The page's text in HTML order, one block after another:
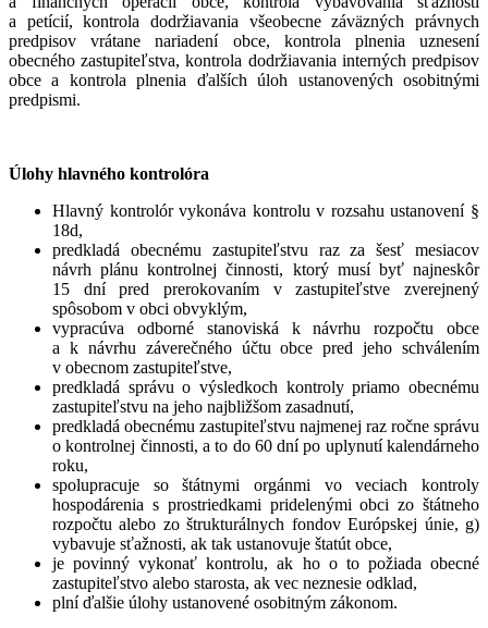
a petícií, kontrola dodržiavania všeobecne záväzných právnych
predpisov vrátane nariadení obce, kontrola plnenia uznesení
obecného zastupiteľstva, kontrola dodržiavania interných predpisov
obce a kontrola plnenia ďalších úloh ustanovených osobitnými
predpismi.
Úlohy hlavného kontrolóra
Hlavný kontrolór vykonáva kontrolu v rozsahu ustanovení §
18d,
predkladá obecnému zastupiteľstvu raz za šesť mesiacov
návrh plánu kontrolnej činnosti, ktorý musí byť najneskôr
15 dní pred prerokovaním v zastupiteľstve zverejnený
spôsobom v obci obvyklým,
vypracúva odborné stanoviská k návrhu rozpočtu obce
a k návrhu záverečného účtu obce pred jeho schválením
v obecnom zastupiteľstve,
predkladá správu o výsledkoch kontroly priamo obecnému
zastupiteľstvu na jeho najbližšom zasadnutí,
predkladá obecnému zastupiteľstvu najmenej raz ročne správu
o kontrolnej činnosti, a to do 60 dní po uplynutí kalendárneho
roku,
spolupracuje so štátnymi orgánmi vo veciach kontroly
hospodárenia s prostriedkami pridelenými obci zo štátneho
rozpočtu alebo zo štrukturálnych fondov Európskej únie, g)
vybavuje sťažnosti, ak tak ustanovuje štatút obce,
je povinný vykonať kontrolu, ak ho o to požiada obecné
zastupiteľstvo alebo starosta, ak vec neznesie odklad,
plní ďalšie úlohy ustanovené osobitným zákonom.